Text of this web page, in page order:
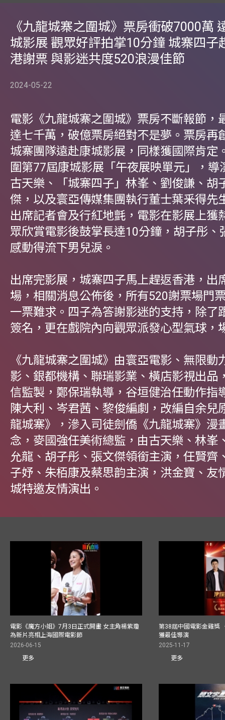
《九龍城寨之圍城》票房衝破7000萬
城影展 觀眾好評拍掌10分鐘 城寨四子
港謝票 與影迷共度520浪漫佳節
2024-05-22
電影《九龍城寨之圍城》票房不斷報節，
達七千萬，破億票房絕對不是夢。票房再
城寨團隊遠赴康城影展，同樣獲國際肯定
圍第77屆康城影展「午夜展映單元」，導
古天樂、「城寨四子」林峯、劉俊謙、胡
傑，以及寰亞傳媒集團執行董士葉釆得先
出席記者會及行紅地氈，電影在影展上獲
眾欣賞電影後鼓掌長達10分鐘，胡子彤、
感動得流下男兒淚。
出席完影展，城寨四子馬上趕返香港，出
場，相關消息公佈後，所有520謝票場門
一票難求。四子為答謝影迷的支持，除了
簽名，更在戲院內向觀眾派發心型氣球，
《九龍城寨之圍城》由寰亞電影、無限動
影、銀都機構、聯瑞影業、橫店影視出品
信監製，鄭保瑞執導，谷垣健治任動作指
陳大利、岑君茜、黎俊編劇，改編自余兒
龍城寨》，滲入司徒劍僑《九龍城寨》漫
念，麥國強任美術總監，由古天樂、林峯
允龍、胡子彤、張文傑領銜主演，任賢齊
子妤、朱栢康及蔡思韵主演，洪金寶、友
城特邀友情演出。
電影《魔方小姐》7月3日正式開畫 女主角楊紫瓊
為新片亮相上海國際電影節
2026-06-15
更多
第38屆中國電影金雞獎
獲最佳導演
2025-11-17
更多